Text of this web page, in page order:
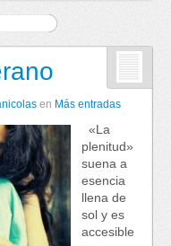
en Más entradas
«La
plenitud»
suena a
esencia
llena de
sol y es
accesible